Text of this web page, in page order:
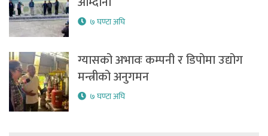
७ घण्टा अघि
ग्यासको अभावः कम्पनी र डिपोमा उद्योग
मन्त्रीको अनुगमन
७ घण्टा अघि